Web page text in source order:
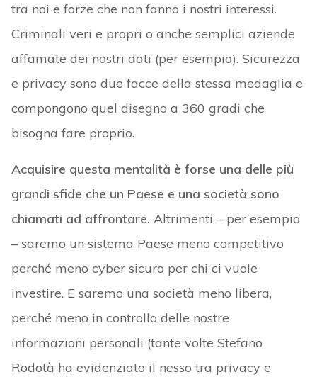
tra noi e forze che non fanno i nostri interessi.
Criminali veri e propri o anche semplici aziende
affamate dei nostri dati (per esempio). Sicurezza
e privacy sono due facce della stessa medaglia e
compongono quel disegno a 360 gradi che
bisogna fare proprio.
Acquisire questa mentalità è forse una delle più
grandi sfide che un Paese e una società sono
chiamati ad affrontare. Altrimenti – per esempio
– saremo un sistema Paese meno competitivo
perché meno cyber sicuro per chi ci vuole
investire. E saremo una società meno libera,
perché meno in controllo delle nostre
informazioni personali (tante volte Stefano
Rodotà ha evidenziato il nesso tra privacy e